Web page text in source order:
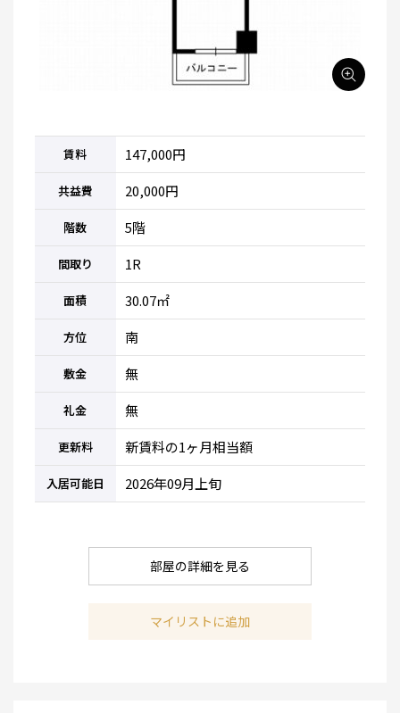
賃料 147,000円
共益費 20,000円
階数 5階
間取り 1R
面積 30.07㎡
方位 南
敷金 無
礼金 無
更新料 新賃料の1ヶ月相当額
入居可能日 2026年09月上旬
部屋の詳細を見る
マイリストに追加